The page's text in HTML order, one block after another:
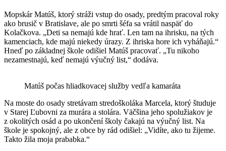
Mopskár Matúš, ktorý stráži vstup do osady, predtým pracoval roky
ako brusič v Bratislave, ale po smrti šéfa sa vrátil naspäť do
Kolačkova. „Deti sa nemajú kde hrať. Len tam na ihrisku, na tých
kamenciach, kde majú niekedy úrazy. Z ihriska hore ich vyháňajú.“
Hneď po základnej škole odišiel Matúš pracovať. „Tu nikoho
nezamestnajú, keď nemajú výučný list,“ dodáva.
Matúš počas hliadkovacej služby vedľa kamaráta
Na moste do osady stretávam stredoškoláka Marcela, ktorý študuje
v Starej Ľubovni za murára a stolára. Väčšina jeho spolužiakov je
z okolitých osád a po ukončení školy čakajú na výučný list. Na
škole je spokojný, ale z obce by rád odišiel: „Vidíte, ako tu žijeme.
Takto žila moja prababka.“